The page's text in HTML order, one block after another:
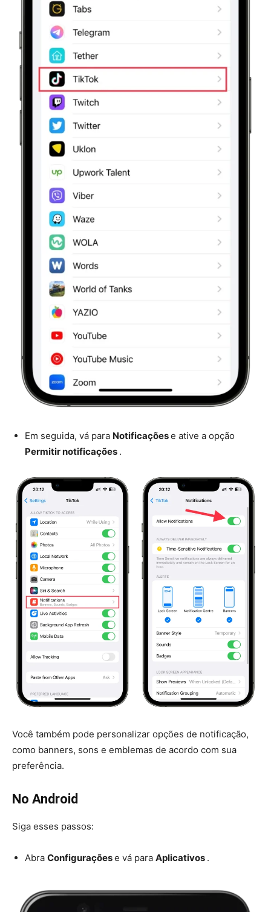
Em seguida, vá para Notificaçõese ative a opção
Permitir notificações .
Você também pode personalizar opções de notificação,
como banners, sons e emblemas de acordo com sua
preferência.
No Android
Siga esses passos:
Abra Configuraçõese vá para Aplicativos .